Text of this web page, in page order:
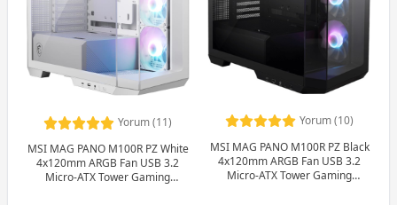
Yorum (11)
MSI MAG PANO M100R PZ White
4x120mm ARGB Fan USB 3.2
Micro-ATX Tower Gaming
Yorum (10)
MSI MAG PANO M100R PZ Black
4x120mm ARGB Fan USB 3.2
Micro-ATX Tower Gaming